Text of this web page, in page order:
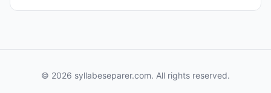
© 2026 syllabeseparer.com. All rights reserved.